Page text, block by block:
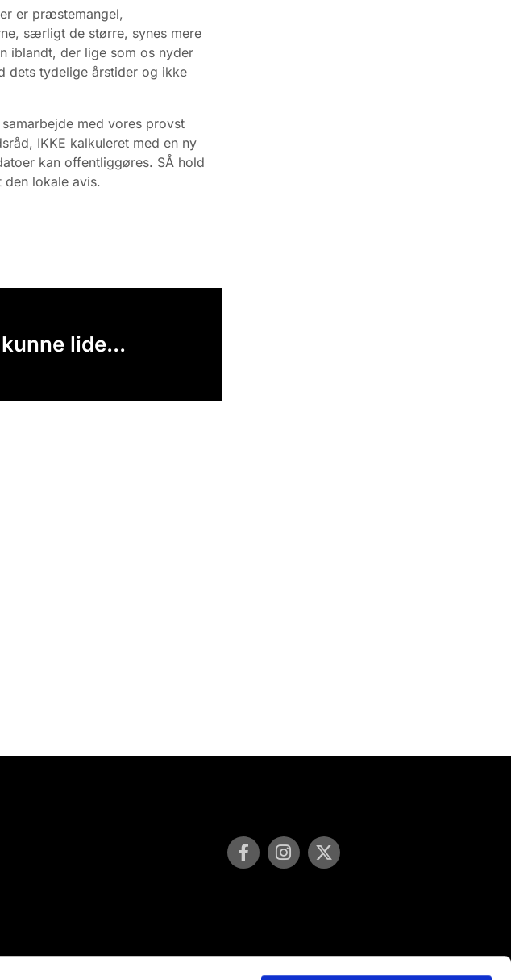
er præstemangel,
særligt de større, synes mere
iblandt, der lige som os nyder
dets tydelige årstider og ikke
med vores provst
IKKE kalkuleret med en ny
kan offentliggøres. SÅ hold
den lokale avis.
lide...